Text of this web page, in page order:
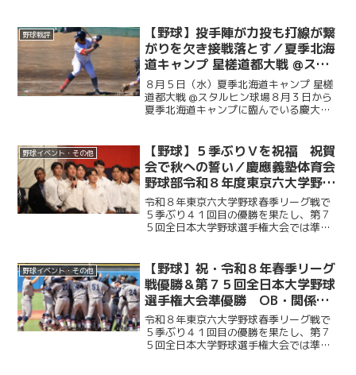
ティアリーグの選抜チームと試合を行っ
た。初回に今津慶介（総４...
野球戦評
【野球】投手陣が力投も打線が繋
がりを欠き接戦落とす／夏季北海
道キャンプ 星槎道都大戦 @スタ
ルヒン球場
８月５日（水）夏季北海道キャンプ 星槎
道都大戦 @スタルヒン球場８月３日から
夏季北海道キャンプに臨んでいる慶大。
（商４・慶應）が相手打線に得点を許
し、２点を追う展開に。そ...
野球イベント・その他
【野球】５季ぶりＶを祝福 祝賀
会で秋への誓い／慶應義塾体育会
野球部令和８年度東京六大学野球
春季リーグ戦優勝 祝賀会～前編
～
令和８年東京六大学野球春季リーグ戦で
５季ぶり４１回目の優勝を果たし、第７
５回全日本大学野球選手権大会では準優
人が集まり、選手たちの健闘をたたえ
た。前編では、堀井監督の挨...
野球イベント・その他
【野球】祝・令和８年春季リーグ
戦優勝＆第７５回全日本大学野球
選手権大会準優勝 OB・関係者
からのお祝いメッセージ
令和８年東京六大学野球春季リーグ戦で
５季ぶり４１回目の優勝を果たし、第７
５回全日本大学野球選手権大会では準優